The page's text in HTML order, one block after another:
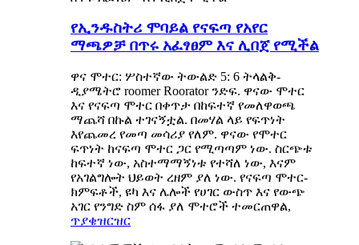
የኢንዱስትሪ ሞባይል የናፍጣ የአየር
ማጫዎቻ በጥሩ አፈፃፀም እና ሊበጀ የሚችል
ዋና ሞተር: ሦስተኛው ትውልድ 5: 6 ትላልቅ-
ዲያሜትሮ roomer Roorator ንድፍ. ዋናው ሞተር
እና የናፍጣ ሞተር በቀጥታ በከፍተኛ የመለዋወጫ
ማጨሻ በኩል ተገናኝቷል. በመሃል ላይ የፍጥነት
እየጨመረ የመጣ መሳሪያ የለም. ዋናው የሞተር
ፍጥነት ከናፍጣ ሞተር ጋር የሚጣጣም ነው. ስርጭቱ
ከፍተኛ ነው, አስተማማኝነቱ የተሻለ ነው, እናም
የአገልግሎት ህይወት ረዘም ያለ ነው. የናፍጣ ሞተር-
ክምፍቶች, ዩካ እና ሌሎች የሀገር ውስጥ እና የውጭ
አገር የንግድ ስም ሰፋ ያለ ሞተሮች ተመርጠዋል,
ጥያቄዝርዝር